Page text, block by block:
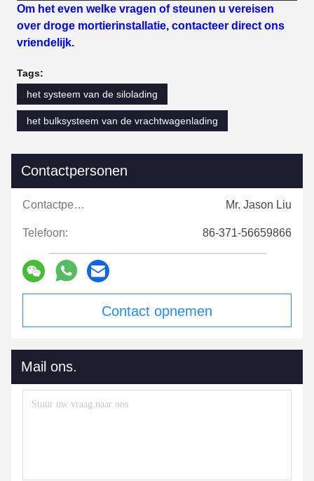
Om het even welke vragen of steunen u vereisen
over droge mortierinstallatie, contacteer direct ons
vriendelijk.
Tags:
het systeem van de silolading
het bulksysteem van de vrachtwagenlading
Contactpersonen
Contactpersonen: Mr. Jason Liu
Telefoon: 86-371-56659866
Contact opnemen
Mail ons.